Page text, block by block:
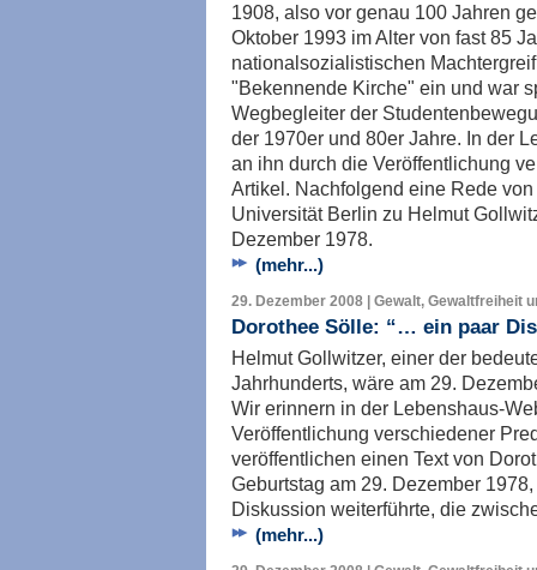
1908, also vor genau 100 Jahren
Oktober 1993 im Alter von fast 85
nationalsozialistischen
"Bekennende Kirche" ein und war
Wegbegleiter der
der 1970er und 80er Jahre. In der
an ihn durch die Veröffentlichung
Artikel. Nachfolgend eine Rede
Universität Berlin zu Helmut
Dezember 1978.
(mehr...)
29. Dezember 2008 | Gewalt, Gewaltfreiheit
Dorothee Sölle: “… ein paar
Helmut Gollwitzer, einer der
Jahrhunderts, wäre am 29.
Wir erinnern in der Lebenshaus-
Veröffentlichung verschiedener
veröffentlichen einen Text von
Geburtstag am 29. Dezember
Diskussion weiterführte, die
(mehr...)